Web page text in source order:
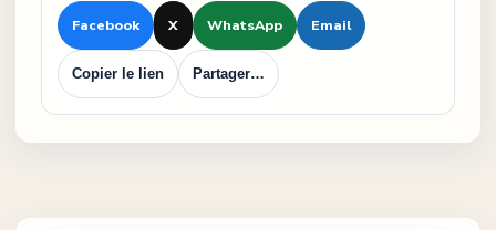
Facebook X WhatsApp Email
Copier le lien Partager…